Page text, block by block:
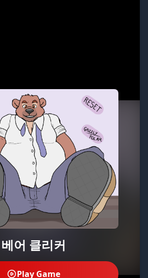
베어 클리커
Play Game